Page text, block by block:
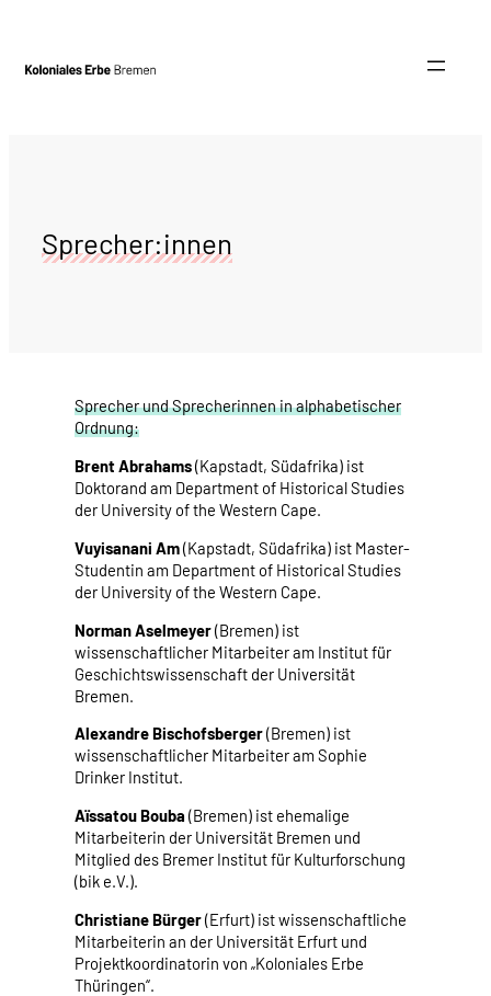
springen
Sprecher:innen
Sprecher und Sprecherinnen in alphabetischer
Ordnung:
Brent Abrahams(Kapstadt, Südafrika) ist
Doktorand am Department of Historical Studies
der University of the Western Cape.
Vuyisanani Am(Kapstadt, Südafrika) ist Master-
Studentin am Department of Historical Studies
der University of the Western Cape.
Norman Aselmeyer(Bremen) ist
wissenschaftlicher Mitarbeiter am Institut für
Geschichtswissenschaft der Universität
Bremen.
Alexandre Bischofsberger(Bremen) ist
wissenschaftlicher Mitarbeiter am Sophie
Drinker Institut.
Aïssatou Bouba (Bremen) ist ehemalige
Mitarbeiterin der Universität Bremen und
Mitglied des Bremer Institut für Kulturforschung
(bik e.V.).
Christiane Bürger(Erfurt) ist wissenschaftliche
Mitarbeiterin an der Universität Erfurt und
Projektkoordinatorin von „Koloniales Erbe
Thüringen“.